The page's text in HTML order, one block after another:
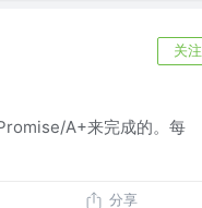
关注
A+来完成的。每
分享